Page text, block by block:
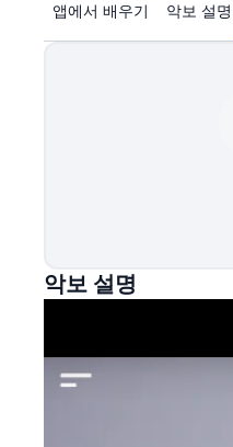
앱에서 배우기 악보 설명
악보 설명